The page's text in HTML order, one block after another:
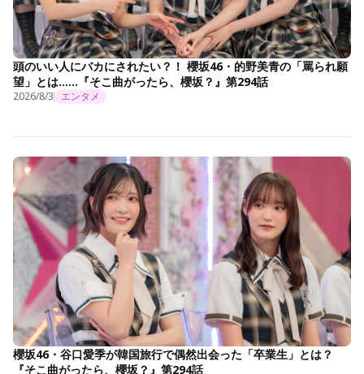
頭のいい人にバカにされたい？！ 櫻坂46・的野美青の「罵られ願
望」とは……『そこ曲がったら、櫻坂？』第294話
2026/8/3 エンタメ
櫻坂46・谷口愛季が韓国旅行で偶然出会った「卒業生」とは？
『そこ曲がったら、櫻坂？』第294話